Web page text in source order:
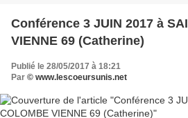
Conférence 3 JUIN 2017 à
VIENNE 69 (Catherine)
Publié le 28/05/2017 à 18:21
Par © www.lescoeursunis.net